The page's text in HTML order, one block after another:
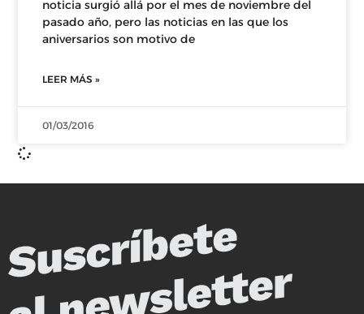
noticia surgió allá por el mes de noviembre del
pasado año, pero las noticias en las que los
aniversarios son motivo de
LEER MÁS »
01/03/2016